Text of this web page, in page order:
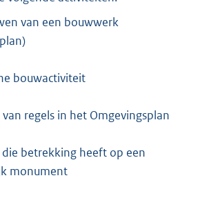
van een bouwwerk
bouwactiviteit
regels in het Omgevingsplan
betrekking heeft op een
monument